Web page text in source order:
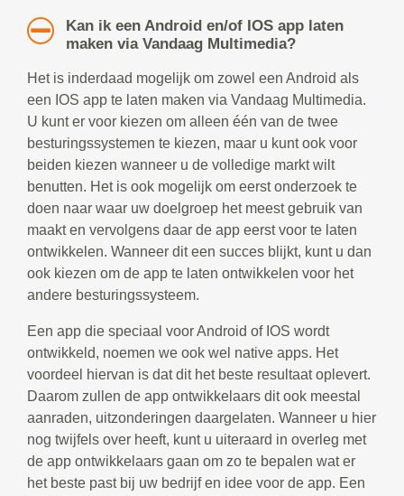
Kan ik een Android en/of IOS app laten
maken via Vandaag Multimedia?
Het is inderdaad mogelijk om zowel een Android als
een IOS app te laten maken via Vandaag Multimedia.
U kunt er voor kiezen om alleen één van de twee
besturingssystemen te kiezen, maar u kunt ook voor
beiden kiezen wanneer u de volledige markt wilt
benutten. Het is ook mogelijk om eerst onderzoek te
doen naar waar uw doelgroep het meest gebruik van
maakt en vervolgens daar de app eerst voor te laten
ontwikkelen. Wanneer dit een succes blijkt, kunt u dan
ook kiezen om de app te laten ontwikkelen voor het
andere besturingssysteem.
Een app die speciaal voor Android of IOS wordt
ontwikkeld, noemen we ook wel native apps. Het
voordeel hiervan is dat dit het beste resultaat oplevert.
Daarom zullen de app ontwikkelaars dit ook meestal
aanraden, uitzonderingen daargelaten. Wanneer u hier
nog twijfels over heeft, kunt u uiteraard in overleg met
de app ontwikkelaars gaan om zo te bepalen wat er
het beste past bij uw bedrijf en idee voor de app. Een